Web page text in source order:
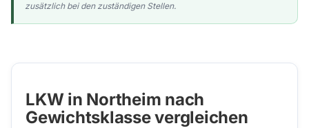
zusätzlich bei den zuständigen Stellen.
LKW in Northeim nach
Gewichtsklasse vergleichen